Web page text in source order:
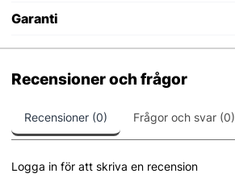
Garanti
Recensioner och frågor
Recensioner (0) Frågor och svar (0)
Logga in för att skriva en recension